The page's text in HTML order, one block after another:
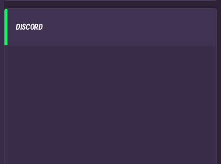
DISCORD